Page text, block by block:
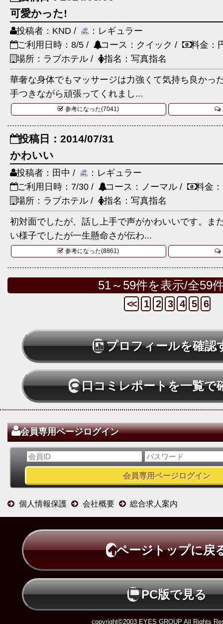
可愛かった!
投稿者：KND /
：レギュラー
ご利用日時：8/5 /
コース：クイック /
料金：
場所：ラブホテル /
指名：写真指名
華奢な身体でもマッサージは力強くて気持ち良かっ
手つきながら頑張ってくれまし...
参考になった(7041)
投稿日：2014/07/31
かわいい
投稿者：田中 /
：レギュラー
ご利用日時：7/30 /
コース：ノーマル /
料金
場所：ラブホテル /
指名：写真指名
初対面でしたが、話し上手で声がかわいいです。ま
い様子でしたが一生懸命さが伝わ...
参考になった(8861)
51～59件を表示/全59
<< 1 2 3 4 5 6
プロフィールを確認
口コミレポートを一覧で
会員専用ページログイン
個人情報保護 会社概要 総合求人案内
ページトップに戻
PC版で見る
copyright©2003 EYES GROUP All Rights